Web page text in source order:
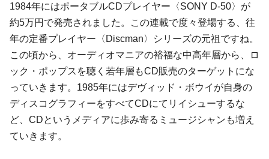
1984年にはポータブルCDプレイヤー〈SONY D-50〉が
約5万円で発売されました。この連載で度々登場する、往
年の定番プレイヤー〈Discman〉シリーズの元祖ですね。
この頃から、オーディオマニアの裕福な中高年層から、ロ
ック・ポップスを聴く若年層もCD販売のターゲットにな
っていきます。1985年にはデヴィッド・ボウイが自身の
ディスコグラフィーをすべてCDにてリイシューするな
ど、CDというメディアに歩み寄るミュージシャンも増え
ていきます。